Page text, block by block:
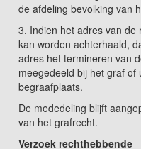
de afdeling bevolking van
3. Indien het adres van de
kan worden achterhaald,
adres het termineren van
meegedeeld bij het graf
begraafplaats.
De mededeling blijft
van het grafrecht.
Verzoek rechthebbende